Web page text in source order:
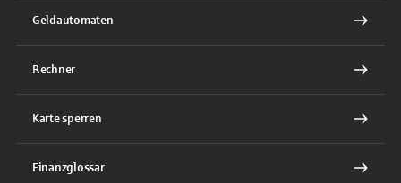
Geldautomaten
Rechner
Karte sperren
Finanzglossar